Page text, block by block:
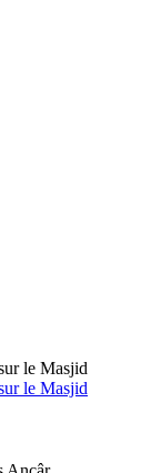
le Masjid
le Masjid